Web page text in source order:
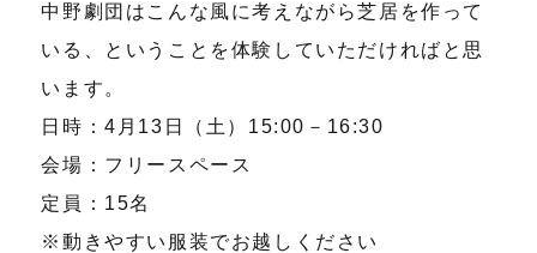
中野劇団はこんな風に考えながら芝居を作って
いる、ということを体験していただければと思
います。
日時：4月13日（土）15:00－16:30
会場：フリースペース
定員：15名
※動きやすい服装でお越しください